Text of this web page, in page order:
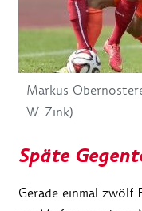
Markus
W. Zink)
Späte
Gerade einmal zwölf